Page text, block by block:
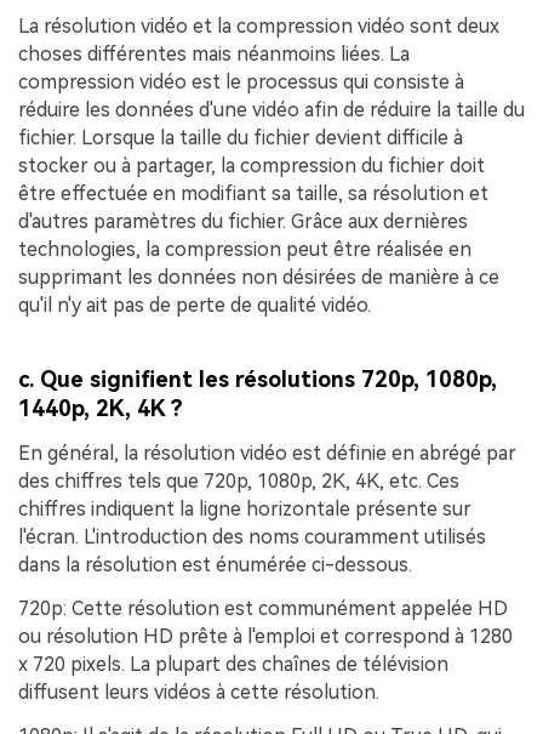
La résolution vidéo et la compression vidéo sont deux
choses différentes mais néanmoins liées. La
compression vidéo est le processus qui consiste à
réduire les données d'une vidéo afin de réduire la taille du
fichier. Lorsque la taille du fichier devient difficile à
stocker ou à partager, la compression du fichier doit
être effectuée en modifiant sa taille, sa résolution et
d'autres paramètres du fichier. Grâce aux dernières
technologies, la compression peut être réalisée en
supprimant les données non désirées de manière à ce
qu'il n'y ait pas de perte de qualité vidéo.
c. Que signifient les résolutions 720p, 1080p,
1440p, 2K, 4K ?
En général, la résolution vidéo est définie en abrégé par
des chiffres tels que 720p, 1080p, 2K, 4K, etc. Ces
chiffres indiquent la ligne horizontale présente sur
l'écran. L'introduction des noms couramment utilisés
dans la résolution est énumérée ci-dessous.
720p: Cette résolution est communément appelée HD
ou résolution HD prête à l'emploi et correspond à 1280
x 720 pixels. La plupart des chaînes de télévision
diffusent leurs vidéos à cette résolution.